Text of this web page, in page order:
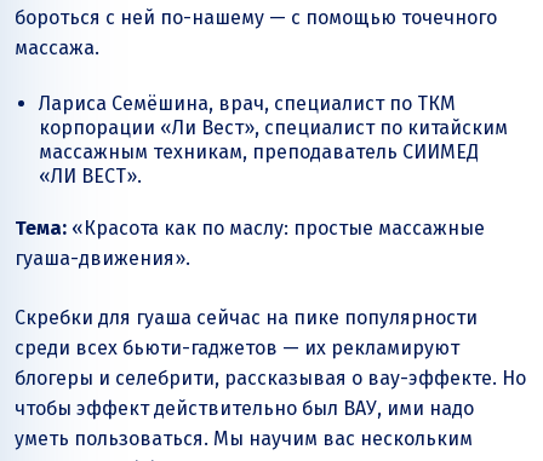
бороться с ней по-нашему — с помощью точечного
массажа.
Лариса Семёшина, врач, специалист по ТКМ
корпорации «Ли Вест», специалист по китайским
массажным техникам, преподаватель СИИМЕД
«ЛИ ВЕСТ».
Тема: «Красота как по маслу: простые массажные
гуаша-движения».
Скребки для гуаша сейчас на пике популярности
среди всех бьюти-гаджетов — их рекламируют
блогеры и селебрити, рассказывая о вау-эффекте. Но
чтобы эффект действительно был ВАУ, ими надо
уметь пользоваться. Мы научим вас нескольким